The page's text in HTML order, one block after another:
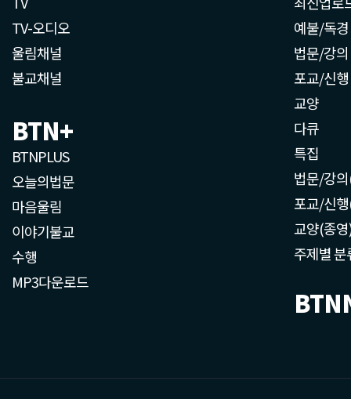
TV-오디오
울림채널
불교채널
BTN+
BTNPLUS
오늘의법문
마음울림
이야기불교
수행
MP3다운로드
예불/독경
법문/강의
포교/신행
교양
다큐
특집
법문/강
포교/신
교양(종
주제별 분